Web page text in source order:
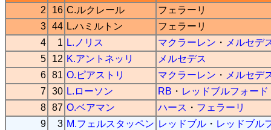
2
16 C.ルクレール
フェラーリ
3 44 L.ハミルトン
フェラーリ
4
1 L.ノリス マクラーレン ・ メルセデ
5
12 K.アントネッリ
メルセデス
6 81 O.ピアストリ マクラーレン ・ メルセデ
7 30 L.ローソン RB ・ レッドブルフォード
8 87 O.ベアマン ハース ・ フェラーリ
9
3 M.フェルスタッペン レッドブル ・ レッドブル